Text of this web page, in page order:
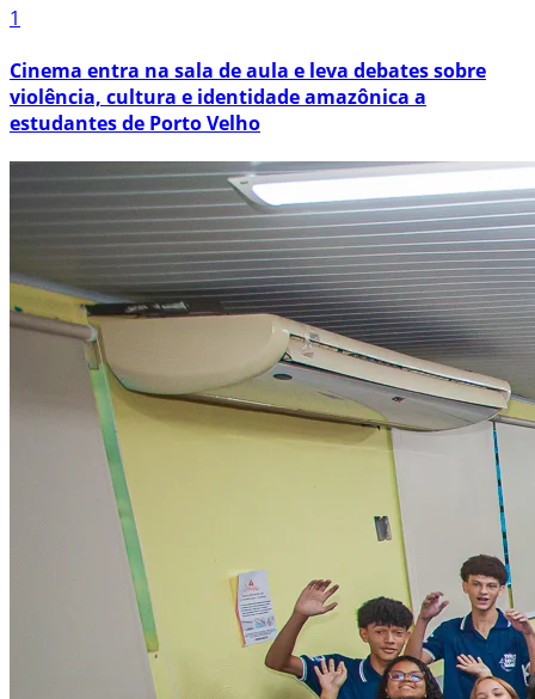
1
Cinema entra na sala de aula e leva debates sobre
violência, cultura e identidade amazônica a
estudantes de Porto Velho